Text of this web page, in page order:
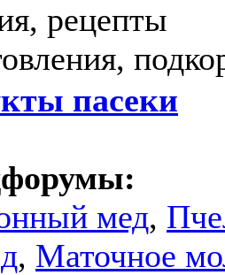
рецепты
пасеки
мед,
, Маточное